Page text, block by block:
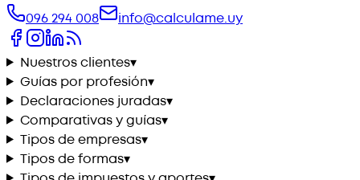
096 294 008
info@calculame.uy
Nuestros clientes▾
Guías por profesión▾
Declaraciones juradas▾
Comparativas y guías▾
Tipos de empresas▾
Tipos de formas▾